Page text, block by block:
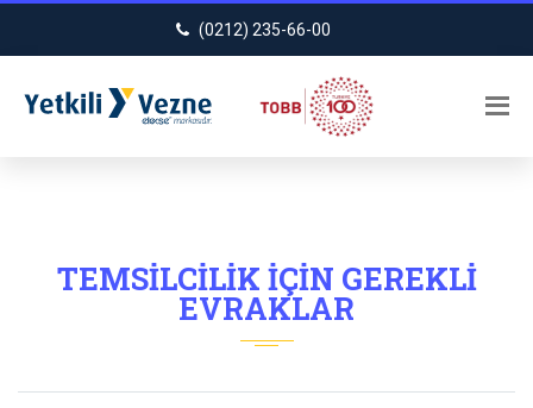
(0212) 235-66-00
TEMSILCILIK İÇIN GEREKLI
EVRAKLAR